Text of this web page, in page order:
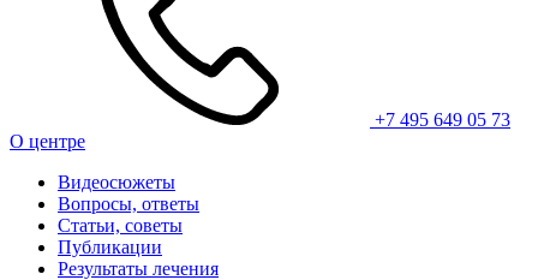
+7 495 649 05 73
О центре
Видеосюжеты
Вопросы, ответы
Статьи, советы
Публикации
Результаты лечения